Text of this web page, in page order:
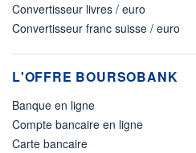
Convertisseur livres / euro
Convertisseur franc suisse / euro
L'OFFRE BOURSOBANK
Banque en ligne
Compte bancaire en ligne
Carte bancaire